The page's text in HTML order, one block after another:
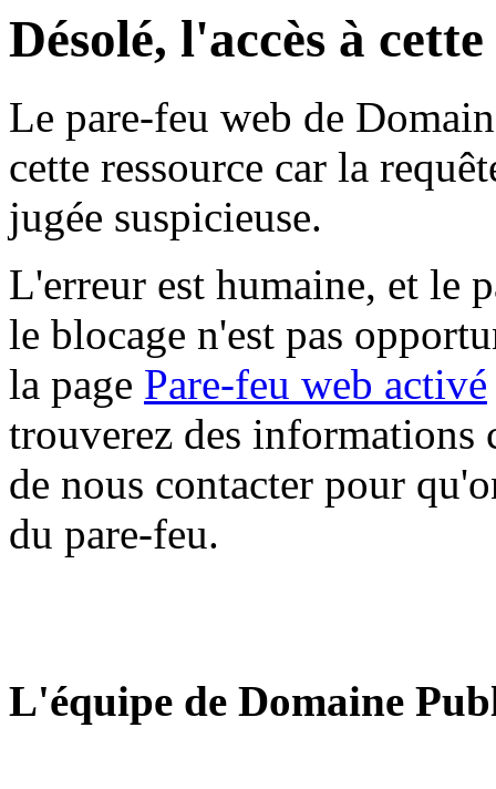
Désolé, l'accès à
Le pare-feu web de
cette ressource car la
jugée suspicieuse.
L'erreur est humaine, et le
le blocage n'est pas
la page Pare-feu web activé
trouverez des informations
de nous contacter pour
du pare-feu.
L'équipe de Domaine